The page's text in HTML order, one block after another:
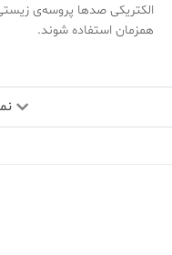
الکتریکی صدها پروسه‌ی
همزمان استفاده شوند.